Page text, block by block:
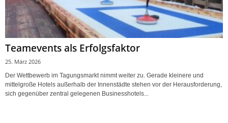
Teamevents als Erfolgsfaktor
25. März 2026
Der Wettbewerb im Tagungsmarkt nimmt weiter zu. Gerade kleinere und
mittelgroße Hotels außerhalb der Innenstädte stehen vor der Herausforderung,
sich gegenüber zentral gelegenen Businesshotels...